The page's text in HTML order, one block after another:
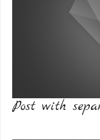
Post with